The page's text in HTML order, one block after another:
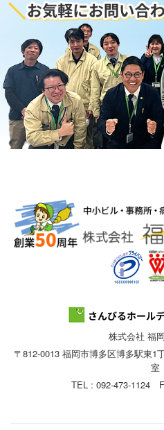
株式会社 福
〒812-0013 福岡市博多区博多駅東1
室
TEL : 092-473-1124